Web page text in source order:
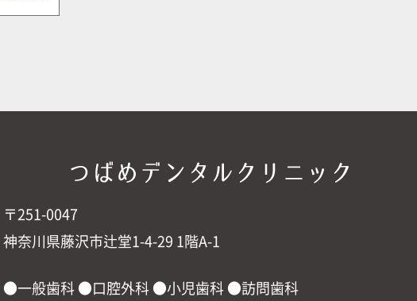
〒251-0047
神奈川県藤沢市辻堂1-4-29 1階A-1
●一般歯科 ●口腔外科 ●小児歯科 ●訪問歯科